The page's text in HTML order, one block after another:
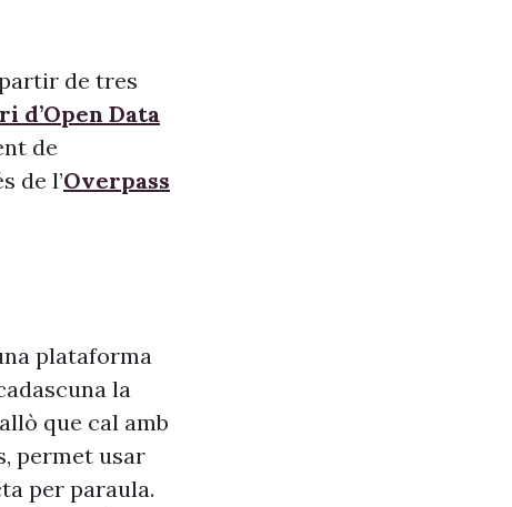
de tres
d’Open Data
de
de l’Overpass
plataforma
la
que cal amb
permet usar
per paraula.